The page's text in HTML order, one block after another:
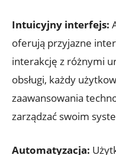
Intuicyjny interfejs:
oferują przyjazne
interakcję z różnymi
obsługi, każdy
zaawansowania
zarządzać swoim
Automatyzacja: